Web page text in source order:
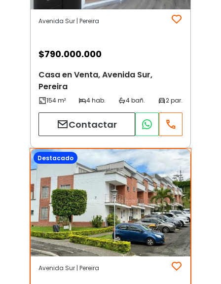
Avenida Sur | Pereira
$790.000.000
Casa en Venta, Avenida Sur,
Pereira
Contactar
Destacado
Avenida Sur | Pereira